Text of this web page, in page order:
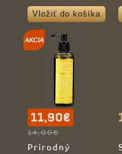
Vložiť do košíka
11,90€
14,00€
Prírodný